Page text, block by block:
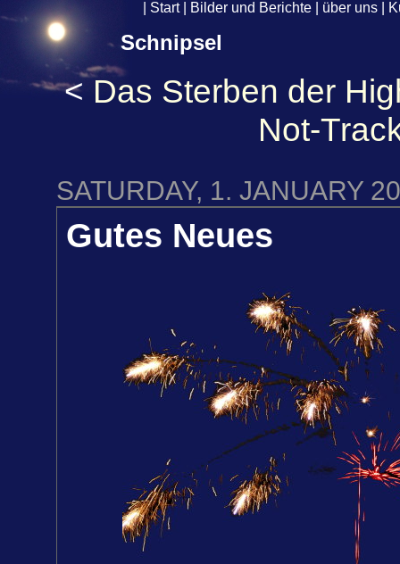
Start| Bilder und Berichte über uns
Schnipsel
< Das Sterben der
Not-
SATURDAY, 1. JANUARY
Gutes Neues